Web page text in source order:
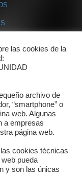
las cookies de la
archivo de
“smartphone” o
web. Algunas
a empresas
página web.
cookies técnicas
pueda
y son las únicas